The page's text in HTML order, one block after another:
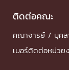
ติดต่อคณะ
คณาจารย์ / บุคล
เบอร์ติดต่อหน่วย